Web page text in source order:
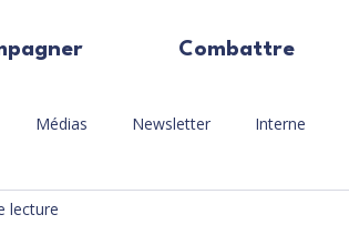
Combattre
Médias Newsletter Interne
lecture